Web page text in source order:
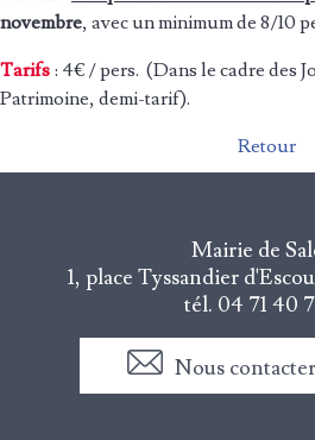
novembre, avec un minimum de 8/10
Tarifs : 4€ / pers. (Dans le cadre des
Patrimoine, demi-tarif).
Retour
Mairie de
1, place Tyssandier
tél. 04 71 40
Nous